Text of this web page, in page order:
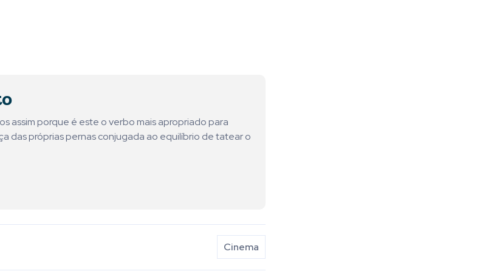
assim porque é este o verbo mais apropriado para
das próprias pernas conjugada ao equilíbrio de tatear o
Cinema